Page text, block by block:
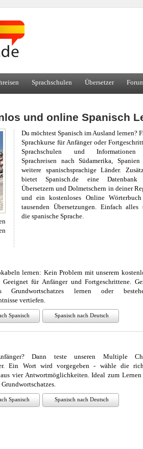
Sprachschulen Übersetzer
und online Spanisch
Du möchtest Spanisch im Ausland lernen?
Sprachkurse für Anfänger oder
Sprachschulen und
Sprachreisen nach Südamerika,
weitere spanischsprachige Länder.
bietet Spanisch.de eine
Übersetzern und Dolmetschern in deiner
und ein kostenloses Online
tausenden Übersetzungen. Einfach alles
die spanische Sprache.
lernen: Kein Problem mit unserem
Geeignet für Anfänger und Fortgeschrittene.
Grundwortschatzes lernen oder
vertiefen.
Spanisch Spanisch nach Deutsch
Dann teste unseren Multiple
Ein Wort wird vorgegeben - wähle die
vier Antwortmöglichkeiten. Ideal zum
Spanisch Spanisch nach Deutsch